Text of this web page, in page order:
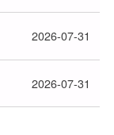
2026-07-31
2026-07-31